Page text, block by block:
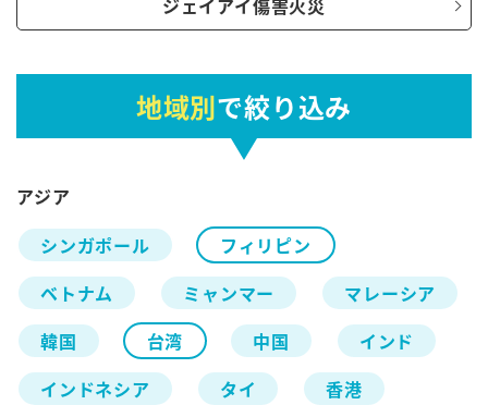
ジェイアイ傷害火災
地域別で絞り込み
アジア
シンガポール
フィリピン
ベトナム
ミャンマー
マレーシア
韓国
台湾 中国
インド
インドネシア
タイ 香港